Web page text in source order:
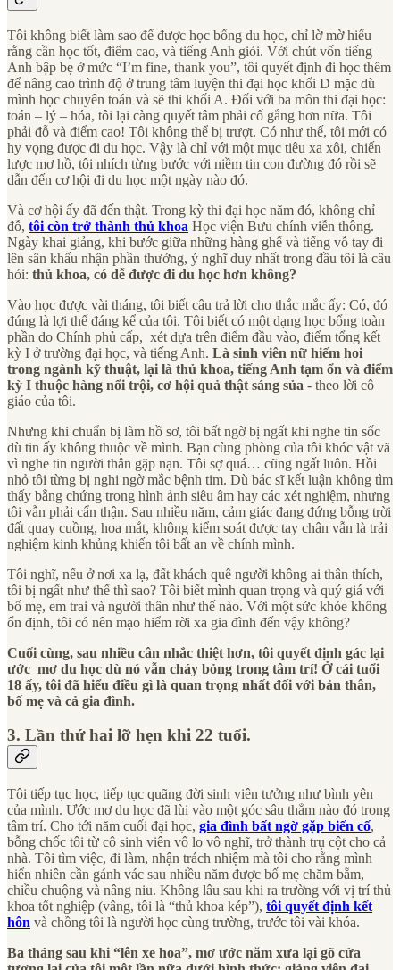
Tôi không biết làm sao để được học bổng du học, chỉ lờ mờ hiểu
rằng cần học tốt, điểm cao, và tiếng Anh giỏi. Với chút vốn tiếng
Anh bập bẹ ở mức “I’m fine, thank you”, tôi quyết định đi học thêm
để nâng cao trình độ ở trung tâm luyện thi đại học khối D mặc dù
mình học chuyên toán và sẽ thi khối A. Đối với ba môn thi đại học:
toán – lý – hóa, tôi lại càng quyết tâm phải cố gắng hơn nữa. Tôi
phải đỗ và điểm cao! Tôi không thể bị trượt. Có như thế, tôi mới có
hy vọng được đi du học. Vậy là chỉ với một mục tiêu xa xôi, chiến
lược mơ hồ, tôi nhích từng bước với niềm tin con đường đó rồi sẽ
dẫn đến cơ hội đi du học một ngày nào đó.
Và cơ hội ấy đã đến thật. Trong kỳ thi đại học năm đó, không chỉ
đỗ, tôi còn trở thành thủ khoa Học viện Bưu chính viễn thông.
Ngày khai giảng, khi bước giữa những hàng ghế và tiếng vỗ tay đi
lên sân khấu nhận phần thưởng, ý nghĩ duy nhất trong đầu tôi là câu
hỏi: thủ khoa, có dễ được đi du học hơn không?
Vào học được vài tháng, tôi biết câu trả lời cho thắc mắc ấy: Có, đó
đúng là lợi thế đáng kể của tôi. Tôi biết có một dạng học bổng toàn
phần do Chính phủ cấp, xét dựa trên điểm đầu vào, điểm tổng kết
kỳ I ở trường đại học, và tiếng Anh. Là sinh viên nữ hiếm hoi
trong ngành kỹ thuật, lại là thủ khoa, tiếng Anh tạm ổn và điểm
kỳ I thuộc hàng nổi trội, cơ hội quả thật sáng sủa - theo lời cô
giáo của tôi.
Nhưng khi chuẩn bị làm hồ sơ, tôi bất ngờ bị ngất khi nghe tin sốc
dù tin ấy không thuộc về mình. Bạn cùng phòng của tôi khóc vật vã
vì nghe tin người thân gặp nạn. Tôi sợ quá… cũng ngất luôn. Hồi
nhỏ tôi từng bị nghi ngờ mắc bệnh tim. Dù bác sĩ kết luận không tìm
thấy bằng chứng trong hình ảnh siêu âm hay các xét nghiệm, nhưng
tôi vẫn phải cẩn thận. Sau nhiều năm, cảm giác đang đứng bỗng trời
đất quay cuồng, hoa mắt, không kiểm soát được tay chân vẫn là trải
nghiệm kinh khủng khiến tôi bất an về chính mình.
Tôi nghĩ, nếu ở nơi xa lạ, đất khách quê người không ai thân thích,
tôi bị ngất như thế thì sao? Tôi biết mình quan trọng và quý giá với
bố mẹ, em trai và người thân như thế nào. Với một sức khỏe không
ổn định, tôi có nên mạo hiểm rời xa gia đình đến vậy không?
Cuối cùng, sau nhiều cân nhắc thiệt hơn, tôi quyết định gác lại
ước mơ du học dù nó vẫn cháy bỏng trong tâm trí! Ở cái tuổi
18 ấy, tôi đã hiểu điều gì là quan trọng nhất đối với bản thân,
bố mẹ và cả gia đình.
3. Lần thứ hai lỡ hẹn khi 22 tuổi.
Tôi tiếp tục học, tiếp tục quãng đời sinh viên tưởng như bình yên
của mình. Ước mơ du học đã lùi vào một góc sâu thẳm nào đó trong
tâm trí. Cho tới năm cuối đại học, gia đình bất ngờ gặp biến cố,
bỗng chốc tôi từ cô sinh viên vô lo vô nghĩ, trở thành trụ cột cho cả
nhà. Tôi tìm việc, đi làm, nhận trách nhiệm mà tôi cho rằng mình
hiển nhiên cần gánh vác sau nhiều năm được bố mẹ chăm bẵm,
chiều chuộng và nâng niu. Không lâu sau khi ra trường với vị trí thủ
khoa tốt nghiệp (vâng, tôi là “thủ khoa kép”), tôi quyết định kết
hôn và chồng tôi là người học cùng trường, trước tôi vài khóa.
Ba tháng sau khi “lên xe hoa”, mơ ước năm xưa lại gõ cửa